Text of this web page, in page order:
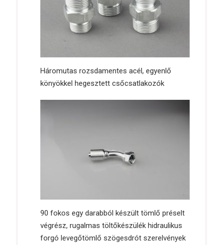
Háromutas rozsdamentes acél, egyenlő
könyökkel hegesztett csőcsatlakozók
90 fokos egy darabból készült tömlő préselt
végrész, rugalmas töltőkészülék hidraulikus
forgó levegőtömlő szögesdrót szerelvények